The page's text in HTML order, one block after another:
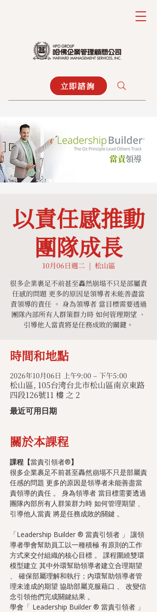
立即諮詢
以責任感推動
團隊成長
10月06日週二
  |
松山區
很多企業裹足不前甚至轟然崩塌不只是部屬責
任感的問題 更多的原因是領導者未能善盡當
責領導的責任 。 身為領導者 當目標需要透過
團隊內部所有人群策群力時 如何管理期望 、
引導他人當責將是任務成敗的關鍵。
時間和地點
2026年10月06日 上午9:00 – 下午5:00
松山區, 105台湾台北市松山區南京東路
四段126號11 樓 之 2
最近可用日期
關於本課程
課程【當責引領者®】
很多企業裹足不前甚至轟然崩塌不只是部屬責
任感的問題 更多的原因是領導者未能善盡當
責領導的責任 。 身為領導者 當目標需要透過
團隊內部所有人群策群力時 如何管理期望 、
引導他人當責 將是任務成敗的關鍵 。
「Leadership Builder ® 當責引領者 」 讓領
導者學會幫助員工以一種積極 有原則的工作
方式來交付組織的核心目標 。 課程圍繞雙環
模型建立 其中外環幫助領導者建立合理期望
、 確保部屬理解和執行；內環幫助領導者管
理未達成的期望 協助部屬克服藉口 、 改變信
念引領他們完成關鍵結果 。
學會「 Leadership Builder ® 當責引領者 」